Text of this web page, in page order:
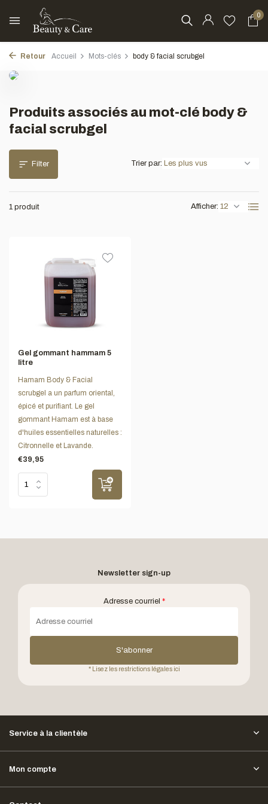
0
Retour Accueil Mots-clés body & facial scrubgel
Produits associés au mot-clé body &
facial scrubgel
Filter
1 produit Afficher:
Trier par:
Gel gommant hammam 5
litre
Hamam Body & Facial
scrubgel a un parfum oriental,
épicé et purifiant. Le gel
gommant Hamam est à base
d'huiles essentielles naturelles :
Citronnelle et Lavande.
€39,95
Newsletter sign-up
Adresse courriel *
S'abonner
* Lisez les restrictions légales ici
Service à la clientèle
Mon compte